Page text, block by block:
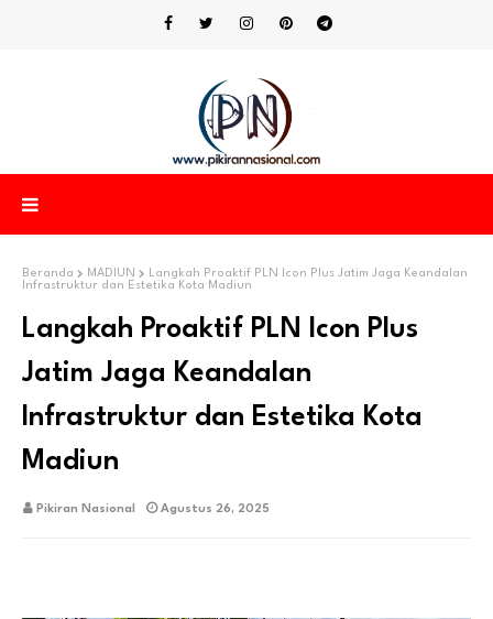
Beranda MADIUN
Langkah Proaktif PLN Icon Plus Jatim Jaga Keandalan
Infrastruktur dan Estetika Kota Madiun
Langkah Proaktif PLN Icon Plus
Jatim Jaga Keandalan
Infrastruktur dan Estetika Kota
Madiun
Pikiran Nasional Agustus 26, 2025